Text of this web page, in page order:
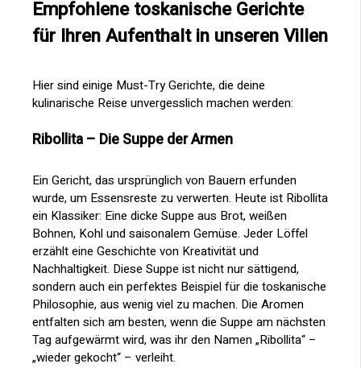
Empfohlene toskanische Gerichte
für Ihren Aufenthalt in unseren Villen
Hier sind einige Must-Try Gerichte, die deine
kulinarische Reise unvergesslich machen werden:
Ribollita – Die Suppe der Armen
Ein Gericht, das ursprünglich von Bauern erfunden
wurde, um Essensreste zu verwerten. Heute ist Ribollita
ein Klassiker: Eine dicke Suppe aus Brot, weißen
Bohnen, Kohl und saisonalem Gemüse. Jeder Löffel
erzählt eine Geschichte von Kreativität und
Nachhaltigkeit. Diese Suppe ist nicht nur sättigend,
sondern auch ein perfektes Beispiel für die toskanische
Philosophie, aus wenig viel zu machen. Die Aromen
entfalten sich am besten, wenn die Suppe am nächsten
Tag aufgewärmt wird, was ihr den Namen „Ribollita“ –
„wieder gekocht“ – verleiht.